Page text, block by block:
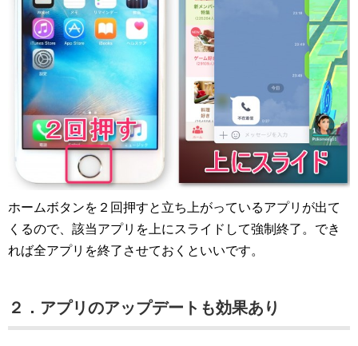
ホームボタンを２回押すと立ち上がっているアプリが出て
くるので、該当アプリを上にスライドして強制終了。でき
れば全アプリを終了させておくといいです。
２．アプリのアップデートも効果あり